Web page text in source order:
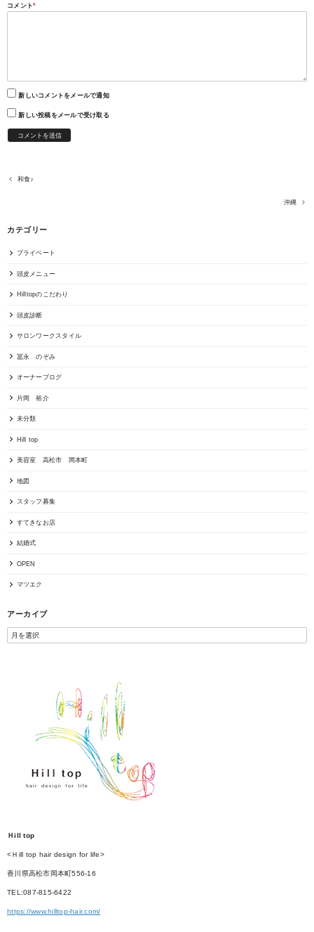
コメント*
新しいコメントをメールで通知
新しい投稿をメールで受け取る
和食♪
沖縄
カテゴリー
プライベート
頭皮メニュー
Hilltopのこだわり
頭皮診断
サロンワークスタイル
冨永 のぞみ
オーナーブログ
片岡 裕介
未分類
Hill top
美容室 高松市 岡本町
地図
スタッフ募集
すてきなお店
結婚式
OPEN
マツエク
アーカイブ
Ｈill top
<Ｈill top hair design for life>
香川県高松市岡本町556-16
TEL:087-815-6422
https://www.hilltop-hair.com/